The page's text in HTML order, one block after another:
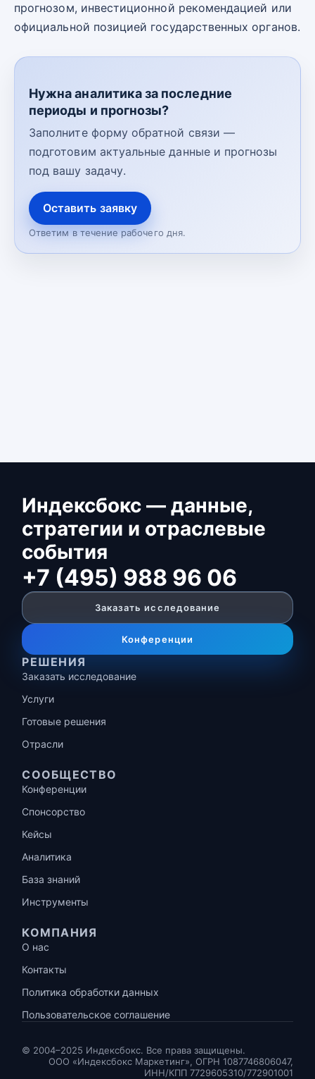
прогнозом, инвестиционной рекомендацией или
официальной позицией государственных органов.
Нужна аналитика за последние
периоды и прогнозы?
Заполните форму обратной связи —
подготовим актуальные данные и прогнозы
под вашу задачу.
Оставить заявку
Ответим в течение рабочего дня.
Индексбокс — данные,
стратегии и отраслевые
события
+7 (495) 988 96 06
Заказать исследование
Конференции
РЕШЕНИЯ
Заказать исследование
Услуги
Готовые решения
Отрасли
СООБЩЕСТВО
Конференции
Спонсорство
Кейсы
Аналитика
База знаний
Инструменты
КОМПАНИЯ
О нас
Контакты
Политика обработки данных
Пользовательское соглашение
© 2004–2025 Индексбокс. Все права защищены.
ООО «Индексбокс Маркетинг», ОГРН 1087746806047,
ИНН/КПП 7729605310/772901001